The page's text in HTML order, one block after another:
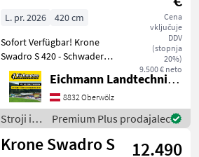
spravilo
/ Krone
Cena
vključuje
DDV
(stopnja
20%)
9.500 € neto
L. pr. 2026
420 cm
Sofort Verfügbar! Krone
Swadro S 420 - Schwader
Ausstattung & Details: - 3-
Punktanbau Kat. II -
Dämpferstreben mit
innenliegenden
Druckfedern -
Selbstzentrier
Eichmann Landtechnik GmbH
8832 Oberwölz
Stroji in
oprema
za žetev
Premium Plus prodajalec
Krone Swadro S
12.490